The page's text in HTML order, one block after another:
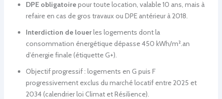
DPE obligatoirepour toute location, valable 10 ans, mais à
refaire en cas de gros travaux ou DPE antérieur à 2018.
Interdiction de louerles logements dont la
consommation énergétique dépasse 450 kWh/m².an
d’énergie finale (étiquette G+).
Objectif progressif : logements en G puis F
progressivement exclus du marché locatif entre 2025 et
2034 (calendrier loi Climat et Résilience).